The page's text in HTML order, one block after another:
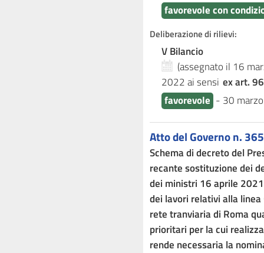
favorevole con
Deliberazione di rilievi:
V Bilancio
(assegnato il 16
2022ai sensi ex art.
favorevole - 30
Atto del Governo n. 365
Schema di decreto del
recante sostituzione dei
dei ministri 16 aprile
dei lavori relativi alla
rete tranviaria di Roma
prioritari per la cui
rende necessaria la